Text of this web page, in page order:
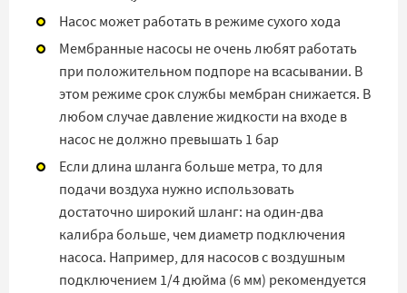
Насос может работать в режиме сухого хода
Мембранные насосы не очень любят работать
при положительном подпоре на всасывании. В
этом режиме срок службы мембран снижается. В
любом случае давление жидкости на входе в
насос не должно превышать 1 бар
Если длина шланга больше метра, то для
подачи воздуха нужно использовать
достаточно широкий шланг: на один-два
калибра больше, чем диаметр подключения
насоса. Например, для насосов с воздушным
подключением 1/4 дюйма (6 мм) рекомендуется